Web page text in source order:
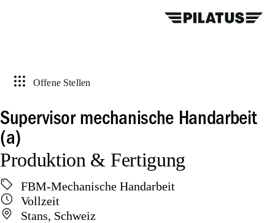
Offene Stellen
Supervisor mechanische Handarbeit
(a)
Produktion & Fertigung
FBM-Mechanische Handarbeit
Vollzeit
Stans, Schweiz